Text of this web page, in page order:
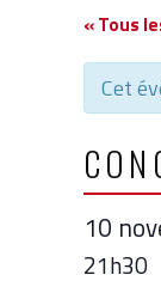
« Tous
Cet
10
21h30